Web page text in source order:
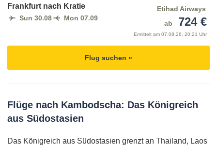
Frankfurt nach Kratie
Sun 30.08 Mon 07.09
Etihad Airways
ab
724 €
Ermittelt am 07.08.26, 20:21 Uhr
Flug suchen »
Flüge nach Kambodscha: Das Königreich
aus Südostasien
Das Königreich aus Südostasien grenzt an Thailand, Laos